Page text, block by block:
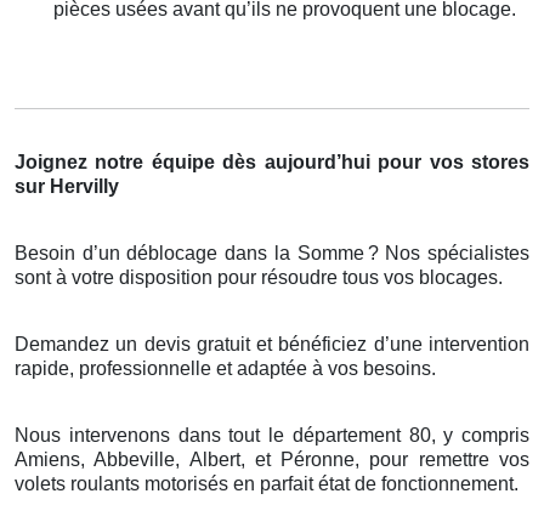
pièces usées avant qu’ils ne provoquent une blocage.
Joignez notre équipe dès aujourd’hui pour vos stores
sur Hervilly
Besoin d’un déblocage dans la Somme ? Nos spécialistes
sontà votre disposition pour résoudre tous vos blocages.
Demandez un devis gratuit et bénéficiez d’une intervention
rapide, professionnelle et adaptée à vos besoins.
Nous intervenons dans tout le département 80, y compris
Amiens, Abbeville, Albert, et Péronne, pour remettre vos
volets roulants motorisés en parfait état de fonctionnement.